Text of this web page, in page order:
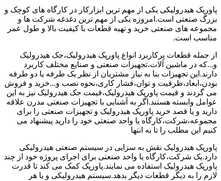
پاورپک هیدرولیکی یکی از مهم ترین ابزارکار در کارگاه های کوچک و
بزرگ صنعتی است.امروزه یکی از مهم ترین دغدغه شرکت ها و
مجموعه های صنعتی خرید و تهیه قطعات با کیفیت بالا و طول عمر
مناسب است.
از جمله قطعات پرکاربرد انواع پاورپک هیدرولیک،جک هیدرولیک
و...که در ماشین آلات،تجهیزات صنعتی و صنایع مختلف کاربرد
دارند.این تجهیزات بنا به نیاز مشتریان از نظر یک طرفه یا دو طرفه
بودن،ابعاد،ظرفیت و توان،فشار کاری،نحوه نصب و...خرید و فروش
می گردند و قیمت پاورپک هیدرولیک،قیمت جک هیدرولیک نیز به این
عوامل وابسته هستند.اگر به آشنایی با تجهیزات صنعتی مدرن علاقه
دارید و یا قصد خرید پاورپک هیدرولیک و تجهیزات صنعتی را برای
مجموعه،شرکت،کارگاه یا واحد صنعتی خود را دارید پیشنهاد می
کنیم این مطلب را تا به انتها
پاورپک هیدرولیک نقش به سزایی در سیستم صنعتی هیدرولیکی
دارد.یک شرکت،کارگاه یا واحد صنعتی برای اجرای پروژه خود از چند
پاورپک هیدرولیک استفاده می نمایند.پاورپک کمک می کند تا قدرت
لازم را به دیگر قطعات دیگر بدهد.سیستم هیدرولیکی و یا هر